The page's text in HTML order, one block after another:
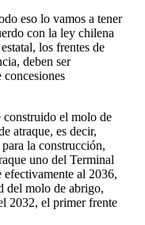
eso lo vamos a tener
con la ley chilena
los frentes de
deben ser
concesiones
construido el molo de
atraque, es decir,
la construcción,
uno del Terminal
al 2036,
del molo de abrigo,
2032, el primer frente